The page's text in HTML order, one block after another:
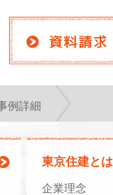
例詳細
東京住建とは
企業理念